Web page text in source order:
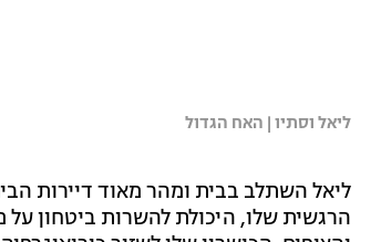
ליאל וסתיו | האח הגדול
ליאל השתלב בבית ומהר מאוד דיירות
הרגשית שלו, היכולת להשרות ביטחון על